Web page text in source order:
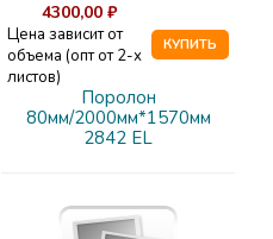
4300,00 ₽
Цена зависит от
объема (опт от 2-х
листов)
КУПИТЬ
Поролон
80мм/2000мм*1570мм
2842 EL